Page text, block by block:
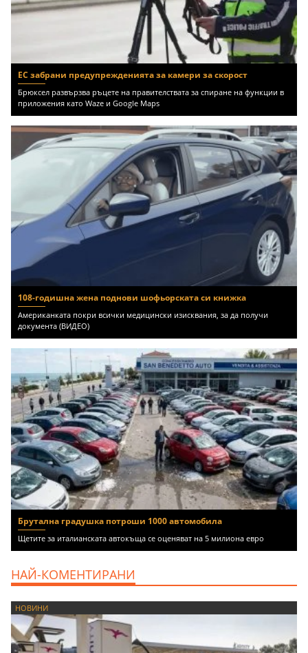
ЕС забрани предупрежденията за камери за скорост
Брюксел развързва ръцете на правителствата за спиране на функции в
приложения като Waze и Google Maps
108-годишна жена поднови шофьорската си книжка
Американката покри всички медицински изисквания, за да получи
документа (ВИДЕО)
Брутална градушка потроши 1000 автомобила
Щетите за италианската автокъща се оценяват на 5 милиона евро
НАЙ-КОМЕНТИРАНИ
НОВИНИ